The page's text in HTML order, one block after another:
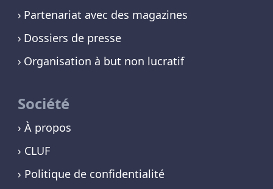
Partenariat avec des magazines
Dossiers de presse
Organisation à but non lucratif
Société
› À propos
› CLUF
› Politique de confidentialité